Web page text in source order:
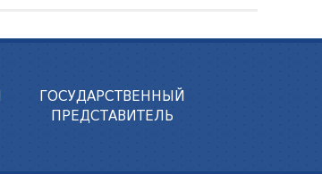
ГОСУДАРСТВЕННЫЙ
ПРЕДСТАВИТЕЛЬ